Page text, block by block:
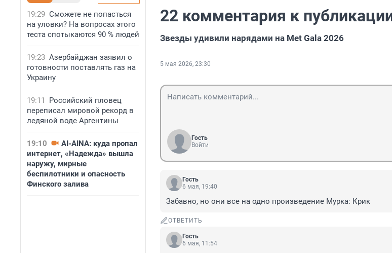
19:29 Сможете не попасться
на уловки? На вопросах этого
теста спотыкаются 90 % людей
19:23 Азербайджан заявил о
готовности поставлять газ на
Украину
19:11
Российский пловец
переписал мировой рекорд в
ледяной воде Аргентины
19:10
AI-AINA: куда пропал
интернет, «Надежда» вышла
наружу, мирные
беспилотники и опасность
Финского залива
22 комментария к
Звезды удивили нарядами на Met Gala 2026
5 мая 2026, 23:30
Гость
Войти
Гость
6 мая, 19:40
Забавно, но они все на одно произведение Мурка: Крик
ОТВЕТИТЬ
Гость
6 мая, 11:54